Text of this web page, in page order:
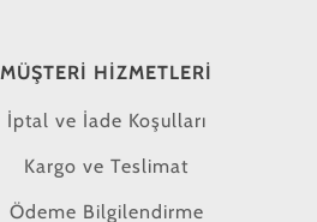
MÜŞTERI HIZMETLERI
İptal ve İade Koşulları
Kargo ve Teslimat
Ödeme Bilgilendirme